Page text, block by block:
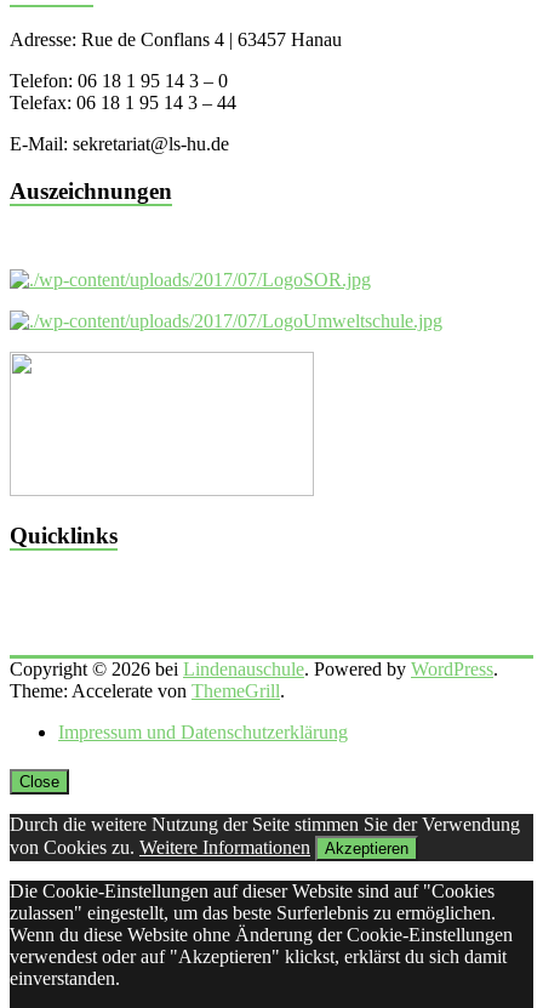
Adresse: Rue de Conflans 4 | 63457 Hanau
Telefon: 06 18 1 95 14 3 – 0
Telefax: 06 18 1 95 14 3 – 44
E-Mail: sekretariat@ls-hu.de
Auszeichnungen
Quicklinks
Copyright © 2026 bei Lindenauschule. Powered by WordPress.
Theme: Accelerate von ThemeGrill.
Impressum und Datenschutzerklärung
Close
Durch die weitere Nutzung der Seite stimmen Sie der Verwendung
von Cookies zu. Weitere Informationen Akzeptieren
Die Cookie-Einstellungen auf dieser Website sind auf "Cookies
zulassen" eingestellt, um das beste Surferlebnis zu ermöglichen.
Wenn du diese Website ohne Änderung der Cookie-Einstellungen
verwendest oder auf "Akzeptieren" klickst, erklärst du sich damit
einverstanden.